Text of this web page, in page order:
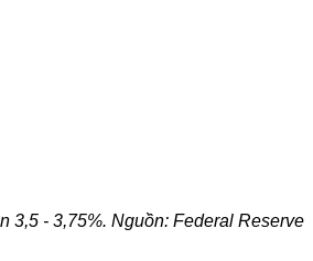
3,5 - 3,75%. Nguồn: Federal Reserve